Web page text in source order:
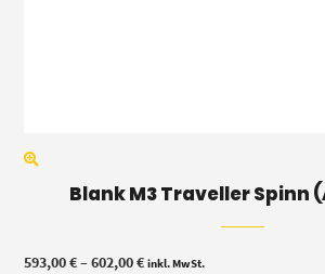
Blank M3 Traveller Spinn
593,00€–602,00€Preisspanne:
inkl. MwSt.